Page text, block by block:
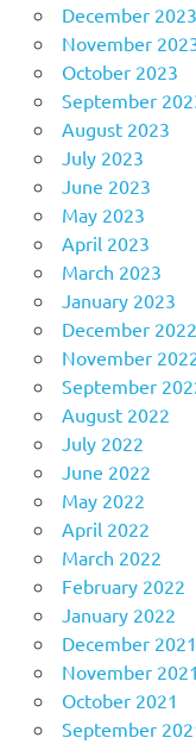
December 2023
November
October 2023
September
August 2023
July 2023
June 2023
May 2023
April 2023
March 2023
January 2023
December 2022
November
September
August 2022
July 2022
June 2022
May 2022
April 2022
March 2022
February 2022
January 2022
December 2021
November 2021
October 2021
September